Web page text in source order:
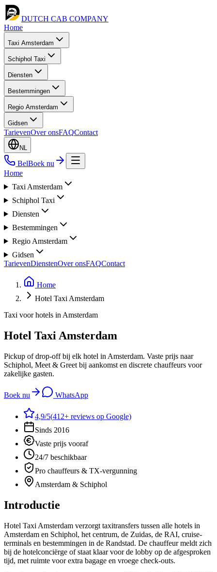
DUTCH CAB COMPANY
Home
Taxi Amsterdam
Schiphol Taxi
Diensten
Bestemmingen
Regio Amsterdam
Gidsen
TarievenOver onsFAQContact
NL
BelBoek nu
Home
Taxi Amsterdam
Schiphol Taxi
Diensten
Bestemmingen
Regio Amsterdam
Gidsen
TarievenDienstenOver onsFAQContact
Home
Hotel Taxi Amsterdam
Taxi voor hotels in Amsterdam
Hotel Taxi Amsterdam
Pickup of drop-off bij elk hotel in Amsterdam. Vaste prijs naar
Schiphol, Meet & Greet bij aankomst en discrete chauffeurs voor
zakelijke gasten.
Boek nu WhatsApp
4,9/5(412+ reviews op Google)
Sinds 2016
Vaste prijs vooraf
24/7 beschikbaar
Pro chauffeurs & TX-vergunning
Amsterdam & Schiphol
Introductie
Hotel Taxi Amsterdam verzorgt taxitransfers tussen alle hotels in
Amsterdam en Schiphol, het centrum, de Zuidas, de RAI, cruise-
terminals en bestemmingen in de Randstad. De chauffeur meldt zich
bij de hotelconciërge of staat klaar voor de lobby op de afgesproken
tijd, met ruimte voor extra bagage en vroege check-outs.